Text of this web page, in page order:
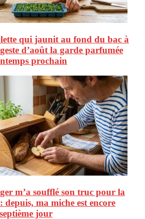
qui jaunit au fond du bac à
d’août la garde parfumée
prochain
m’a soufflé son truc pour la
depuis, ma miche est encore
jour